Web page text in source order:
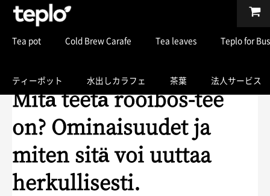
Tea pot Cold Brew Carafe Tea leaves Teplo for
ティーポット 水出しカラフェ 茶葉 法人サービス
Mitä teetä rooibos-tee
on? Ominaisuudet ja
miten sitä voi uuttaa
herkullisesti.